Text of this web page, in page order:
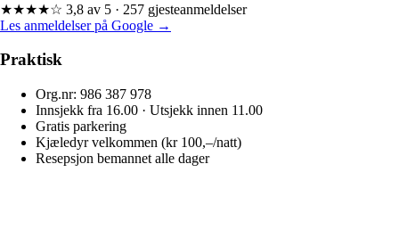
★★★★☆ 3,8 av 5 · 257 gjesteanmeldelser
Les anmeldelser på Google →
Praktisk
Org.nr: 986 387 978
Innsjekk fra 16.00 · Utsjekk innen 11.00
Gratis parkering
Kjæledyr velkommen (kr 100,–/natt)
Resepsjon bemannet alle dager